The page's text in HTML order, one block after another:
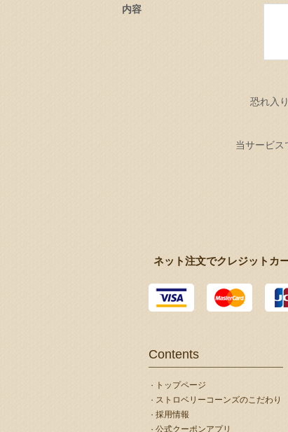
内容
恐れ入
当サービス
ネット注文でクレジットカ
Contents
トップページ
ストロベリーコーンズのこだわり
採用情報
公式クーポンアプリ